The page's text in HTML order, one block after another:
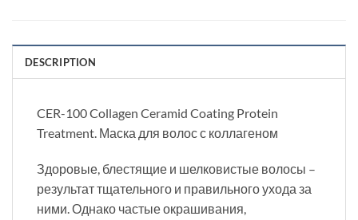
DESCRIPTION
CER-100 Collagen Ceramid Coating Protein
Treatment. Маска для волос с коллагеном
Здоровые, блестящие и шелковистые волосы –
результат тщательного и правильного ухода за
ними. Однако частые окрашивания,